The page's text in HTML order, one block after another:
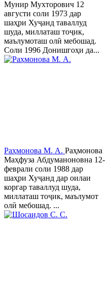
Мунир Мухторович 12
августи соли 1973 дар
шаҳри Хуҷанд таваллуд
шуда, миллаташ тоҷик,
маълумоташ олӣ мебошад.
Соли 1996 Донишгоҳи да...
Раҳмонова М. А. Раҳмонова
Маҳфуза Абдуманоновна 12-
феврали соли 1988 дар
шаҳри Хуҷанд дар оилаи
коргар таваллуд шуда,
миллаташ тоҷик, маълумот
олӣ мебошад. ...